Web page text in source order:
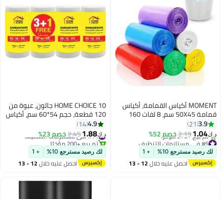
MOMENT أكياس القمامة، أكياس
قمامة 50X45 سم، 8 لفات 160
كيس بكميات كبيرة
3.9
21
د.ك‏1.04
2.19خصم 52%
#5 في مستلزمات التنظيف
بتخلّص بسرعة
تم بيع +270 مؤخرًا
#5 في مستلزمات التنظيف
لك رصيد مسترجع 10% + 1
احصل عليه خلال 12 - 13
HOME CHOICE 10 جالون، عبوة من
120 قطعة، حجم 54*60 سم، أكياس
قمامة، أكياس نفايات قابلة للتحلل،
بطانات سلة المهملات
4.9
14
د.ك‏1.88
2.45خصم 23% #11 في مستلزمات التنظيف
تم بيع +200 مؤخرًا
#11 في مستلزمات التنظيف
لك رصيد مسترجع 10% + 1
احصل عليه خلال 12 - 13